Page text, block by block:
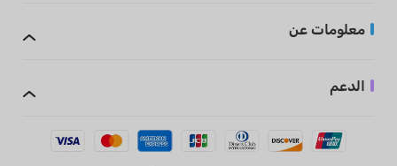
معلومات عن
الدعم